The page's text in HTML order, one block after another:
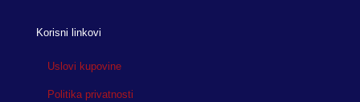
Korisni linkovi
Uslovi kupovine
Politika privatnosti